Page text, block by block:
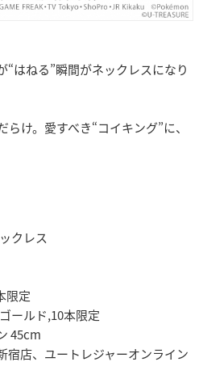
“はねる”瞬間がネックレスになり
け。愛すべき“コイキング”に、
クレス
限定
ールド,10本限定
45cm
宿店、ユートレジャーオンライン